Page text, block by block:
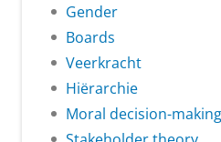
Gender
Boards
Veerkracht
Hiërarchie
Moral decision-making